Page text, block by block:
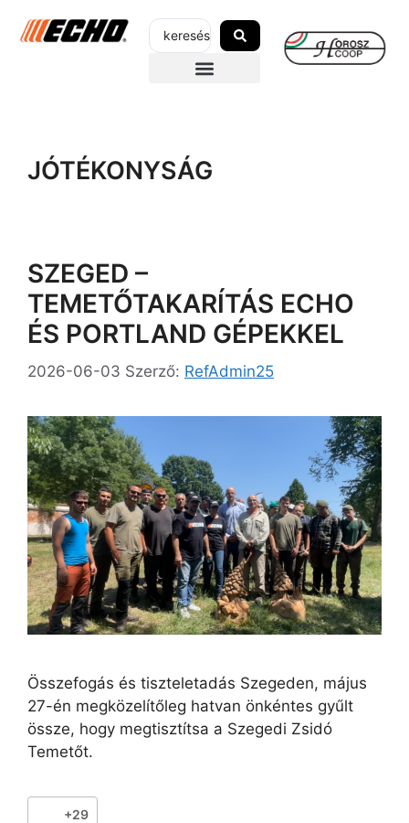
JÓTÉKONYSÁG
SZEGED –
TEMETŐTAKARÍTÁS ECHO
ÉS PORTLAND GÉPEKKEL
2026-06-03 Szerző: RefAdmin25
Összefogás és tiszteletadás Szegeden, május
27-én megközelítőleg hatvan önkéntes gyűlt
össze, hogy megtisztítsa a Szegedi Zsidó
Temetőt.
+29